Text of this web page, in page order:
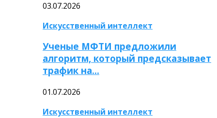
03.07.2026
Искусственный интеллект
Ученые МФТИ предложили
алгоритм, который предсказывает
трафик на…
01.07.2026
Искусственный интеллект